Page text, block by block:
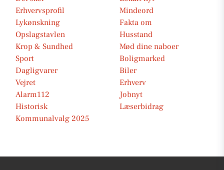
Erhvervsprofil
Mindeord
Lykønskning
Fakta om
Opslagstavlen
Husstand
Krop & Sundhed
Mød dine naboer
Sport
Boligmarked
Dagligvarer
Biler
Vejret
Erhverv
Alarm112
Jobnyt
Historisk
Læserbidrag
Kommunalvalg 2025